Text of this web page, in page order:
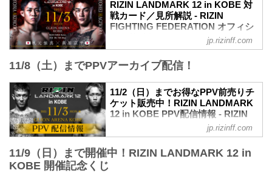
チケットは完売いたしました。
RIZIN LANDMARK 12 in KOBEのご観戦
ブ配信でお楽しみください。
RIZIN LANDMARK 12 in KOBE 大会概要
開催日時
2025年11月3日（月・祝）11:00開場／
13:00開始
※オープニングファイトは11:30開始予定
会場
阪急「神戸三宮駅」：徒歩 約18分
阪神「神戸三宮駅」：徒歩 約17分
RIZIN LANDMARK 12 in KOBE 対
戦カード／見所解説 - RIZIN
FIGHTING FEDERATION オフィシ
戦カードの見所を紹介！選手のバッグボ
ば、試合観戦がもっと楽しくなる！観戦
前に是非チェックしておこう！
※見所解説は随時更新いたします。
第14試合／秋元強真 vs. 萩原京平
RIZIN MMAルール：5分 3R（66.0kg）
秋元強真 vs. 萩原京平
jp.rizinff.com
11/8（土）までPPVアーカイブ配信！
11/2（日）までお得なPPV前売りチ
ケット販売中！RIZIN LANDMARK
12 in KOBE PPV配信情報 - RIZIN
FIGHTING FEDERATION オフィシ
ャルサイト
RIZIN LANDMARK 12 in KOBEのPPV配
jp.rizinff.com
11/9（日）まで開催中！RIZIN LANDMARK 12 in
KOBE 開催記念くじ